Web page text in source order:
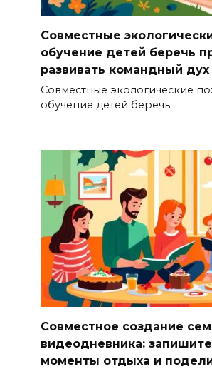
Совместные
обучение детей беречь
развивать командный дух
Совместные экологические
обучение детей беречь
Совместное создание
видеодневника:
моменты отдыха и